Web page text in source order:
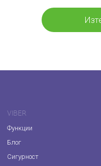
VIBER
Функции
Блог
Сигурност